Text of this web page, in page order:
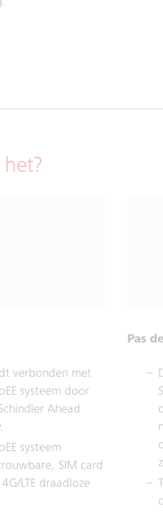
verbonden met
systeem door
Ahead
systeem
SIM card
LTE draadloze
Pas